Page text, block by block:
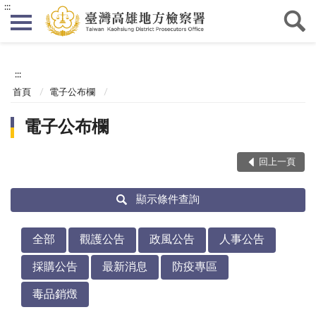
:::
:::
首頁 電子公布欄
電子公布欄
回上一頁
顯示條件查詢
全部 觀護公告 政風公告 人事公告
採購公告 最新消息 防疫專區
毒品銷燬